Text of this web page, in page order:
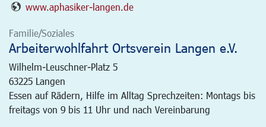
www.aphasiker-langen.de
Familie/Soziales
Arbeiterwohlfahrt Ortsverein Langen e.V.
Wilhelm-Leuschner-Platz 5
63225 Langen
Essen auf Rädern, Hilfe im Alltag Sprechzeiten: Montags bis
freitags von 9 bis 11 Uhr und nach Vereinbarung